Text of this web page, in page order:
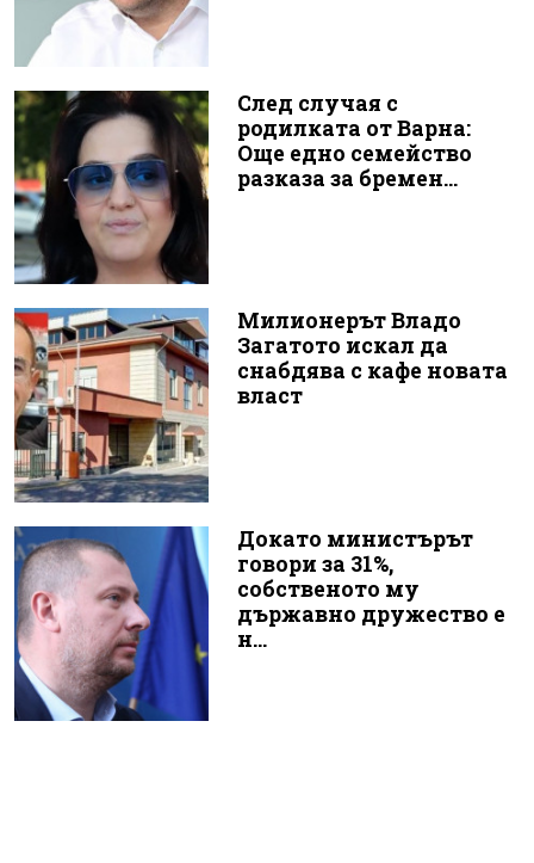
След случая с
родилката от Варна:
Още едно семейство
разказа за бремен...
Милионерът Владо
Загатото искал да
снабдява с кафе новата
власт
Докато министърът
говори за 31%,
собственото му
държавно дружество е
н...